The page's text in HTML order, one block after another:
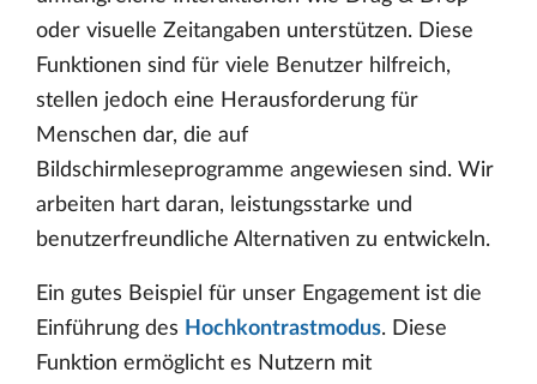
oder visuelle Zeitangaben unterstützen. Diese
Funktionen sind für viele Benutzer hilfreich,
stellen jedoch eine Herausforderung für
Menschen dar, die auf
Bildschirmleseprogramme angewiesen sind. Wir
arbeiten hart daran, leistungsstarke und
benutzerfreundliche Alternativen zu entwickeln.
Ein gutes Beispiel für unser Engagement ist die
Einführung des Hochkontrastmodus. Diese
Funktion ermöglicht es Nutzern mit